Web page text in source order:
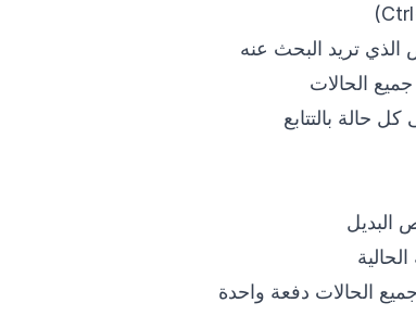
تريد البحث عنه
الحالات
كل حالة بالتتابع
البديل
الحالات دفعة واحدة